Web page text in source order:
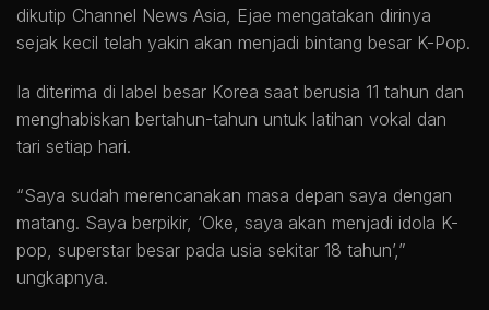
dikutip Channel News Asia, Ejae mengatakan dirinya
sejak kecil telah yakin akan menjadi bintang besar K-Pop.
Ia diterima di label besar Korea saat berusia 11 tahun dan
menghabiskan bertahun-tahun untuk latihan vokal dan
tari setiap hari.
“Saya sudah merencanakan masa depan saya dengan
matang. Saya berpikir, ‘Oke, saya akan menjadi idola K-
pop, superstar besar pada usia sekitar 18 tahun’,”
ungkapnya.